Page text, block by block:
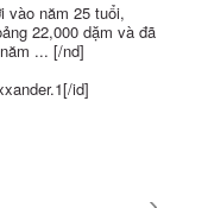
vào năm 25 tuổi,
22,000 dặm và đã
... [/nd]
id]